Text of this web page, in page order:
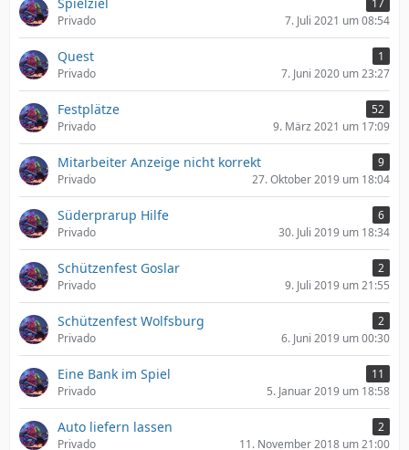
17
Privado
7. Juli 2021 um 08:54
Quest
1
Privado
7. Juni 2020 um 23:27
Festplätze
52
Privado
9. März 2021 um 17:09
Mitarbeiter Anzeige nicht korrekt
9
Privado
27. Oktober 2019 um 18:04
Süderprarup Hilfe
6
Privado
30. Juli 2019 um 18:34
Schützenfest Goslar
2
Privado
9. Juli 2019 um 21:55
Schützenfest Wolfsburg
2
Privado
6. Juni 2019 um 00:30
Eine Bank im Spiel
11
Privado
5. Januar 2019 um 18:58
Auto liefern lassen
2
Privado
11. November 2018 um 21:00